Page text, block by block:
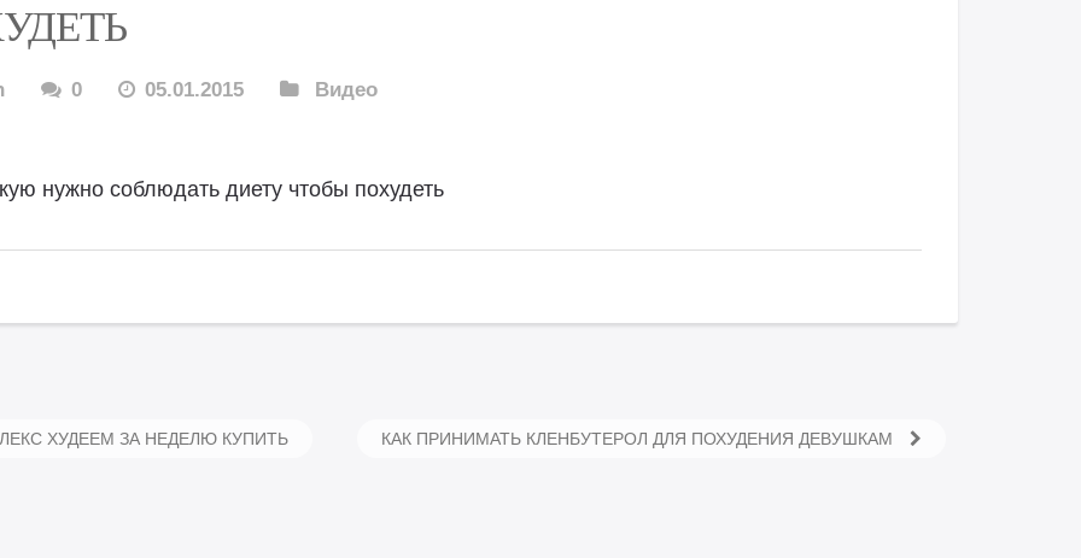
0 05.01.2015 Видео
нужно соблюдать диету чтобы похудеть
ХУДЕЕМ ЗА НЕДЕЛЮ КУПИТЬ КАК ПРИНИМАТЬ КЛЕНБУТЕРОЛ ДЛЯ ПОХУДЕНИЯ ДЕВУШКАМ